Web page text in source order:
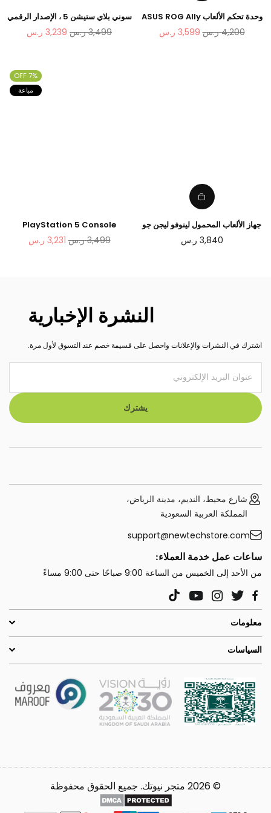
سوني بلاي ستيشن 5 ، الإصدار الرقمي
سعر
3,499 ر.س 3,239 ر.س
وحدة تحكم الألعاب ASUS ROG Ally
المحمولة بمعالج AMD Ryzen Z1
Extreme بسعة 512 جيجابايت
سعر
4,200 ر.س 3,599 ر.س
7% OFF
مباعة
PlayStation 5 Console
Ratchet & Clank: Rift Apart
Bundle
سعر
3,499 ر.س 3,231 ر.س
جهاز الألعاب المحمول لينوفو ليجن جو
بسعة 512 جيجابايت
سعر
3,840 ر.س
النشرة الإخبارية
اشترك في النشرات والإعلانات واحصل على قسيمة خصم عند التسوق لأول مرة.
يشترك
شارع محيط، النديم، مدينة الرياض،
المملكة العربية السعودية
support@newtechstore.com
ساعات عمل خدمة العملاء:
من الأحد إلى الخميس من الساعة 9:00 صباحًا حتى 9:00 مساءً
Facebook
Twitter
Instagram
YouTube
معلومات
السياسات
© 2026 متجر نيوتك. جميع الحقوق محفوظة